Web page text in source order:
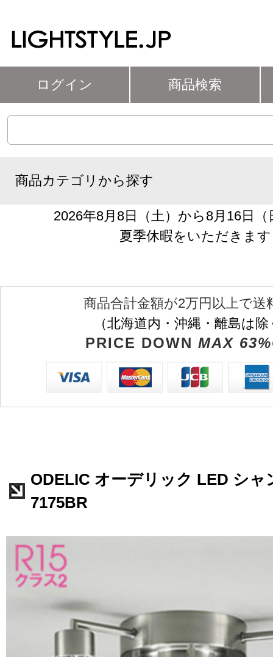
ログイン 商品検索
商品カテゴリから探す
2026年8月8日（土）から8月16日
夏季休暇をいただきます
商品合計金額が2万円以上で送
（北海道内・沖縄・離島は
PRICE DOWN MAX
ODELIC オーデリック LED シャ
7175BR